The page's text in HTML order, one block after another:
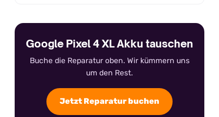
Google Pixel 4 XL Akku tauschen
Buche die Reparatur oben. Wir kümmern uns
um den Rest.
Jetzt Reparatur buchen